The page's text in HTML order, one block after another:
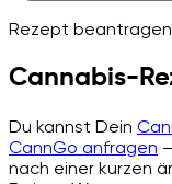
Rezept beantragen
Cannabis-
Du kannst Dein
CannGo anfragen
nach einer kurzen